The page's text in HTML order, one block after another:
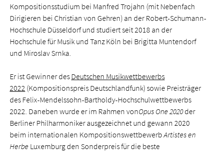
Kompositionsstudium bei Manfred Trojahn (mit Nebenfach
Dirigieren bei Christian von Gehren) an der Robert-Schumann-
Hochschule Düsseldorf und studiert seit 2018 an der
Hochschule für Musik und Tanz Köln bei Brigitta Muntendorf
und Miroslav Srnka.
Er ist Gewinner des Deutschen Musikwettbewerbs
2022 (Kompositionspreis Deutschlandfunk) sowie Preisträger
des Felix-Mendelssohn-Bartholdy-Hochschulwettbewerbs
2022. Daneben wurde er im Rahmen vonOpus One 2020der
Berliner Philharmoniker ausgezeichnet und gewann 2020
beim internationalen Kompositions­wettbewerbArtistes en
Herbe Luxemburg den Sonderpreis für die beste